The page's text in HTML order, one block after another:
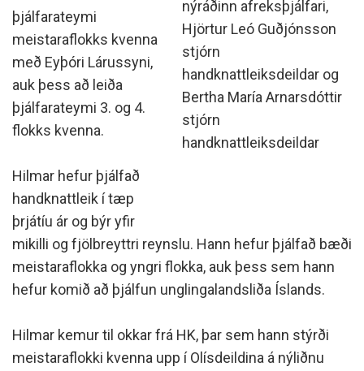
nýráðinn afreksþjálfari,
Hjörtur Leó Guðjónsson
stjórn
handknattleiksdeildar og
Bertha María Arnarsdóttir
stjórn
handknattleiksdeildar
þjálfarateymi
meistaraflokks kvenna
með Eyþóri Lárussyni,
auk þess að leiða
þjálfarateymi 3. og 4.
flokks kvenna.
Hilmar hefur þjálfað
handknattleik í tæp
þrjátíu ár og býr yfir
mikilli og fjölbreyttri reynslu. Hann hefur þjálfað bæði
meistaraflokka og yngri flokka, auk þess sem hann
hefur komið að þjálfun unglingalandsliða Íslands.
Hilmar kemur til okkar frá HK, þar sem hann stýrði
meistaraflokki kvenna upp í Olísdeildina á nýliðnu